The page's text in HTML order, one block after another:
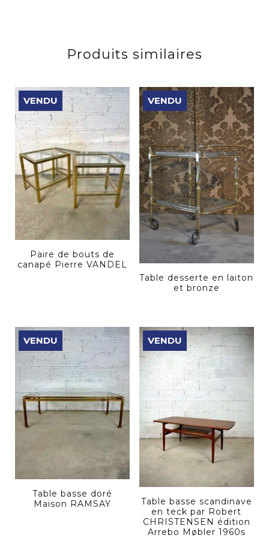
Produits similaires
VENDU
Paire de bouts de
canapé Pierre VANDEL
VENDU
Table desserte en laiton
et bronze
VENDU
Table basse doré
Maison RAMSAY
VENDU
Table basse scandinave
en teck par Robert
CHRISTENSEN édition
Arrebo Møbler 1960s